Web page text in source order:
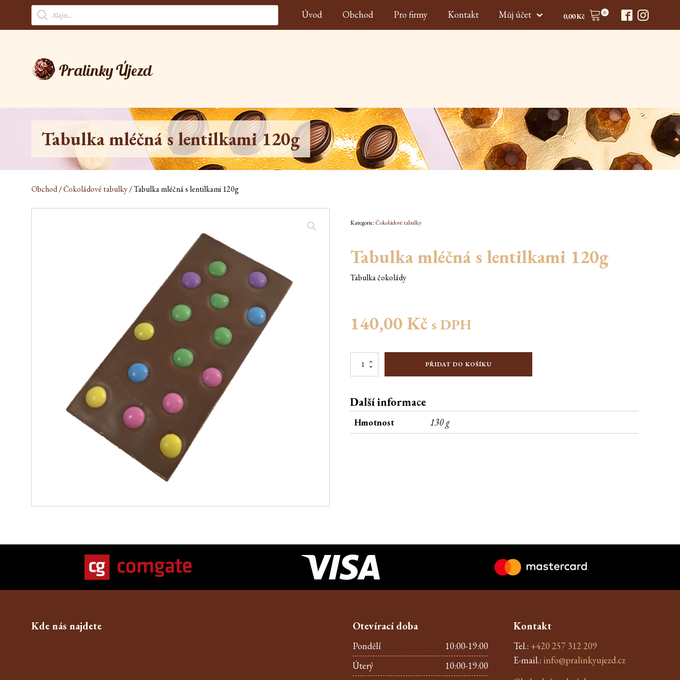
Products
search
Úvod Obchod Pro firmy Kontakt Můj účet 0,00Kč 0
Tabulka mléčná s lentilkami 120g
Obchod/Čokoládové tabulky/ Tabulka mléčná s lentilkami 120g
Kategorie:Čokoládové tabulky
Tabulka mléčná s lentilkami 120g
Tabulka čokolády
140,00 Kč s DPH
Tabulka
120g
množství
PŘIDAT DO KOŠÍKU
Další informace
Hmotnost 130 g
Kde nás najdete Otevírací doba
Pondělí
10:00-19:00
Úterý
10:00-19:00
Kontakt
Tel.: +420 257 312 209
E-mail.: info@pralinkyujezd.cz